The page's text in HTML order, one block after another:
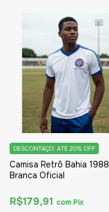
Camisa Retrô Bahia 1988
Branca Oficial
DESCONTAÇO: ATÉ 20% OFF
R$179,91 com Pix